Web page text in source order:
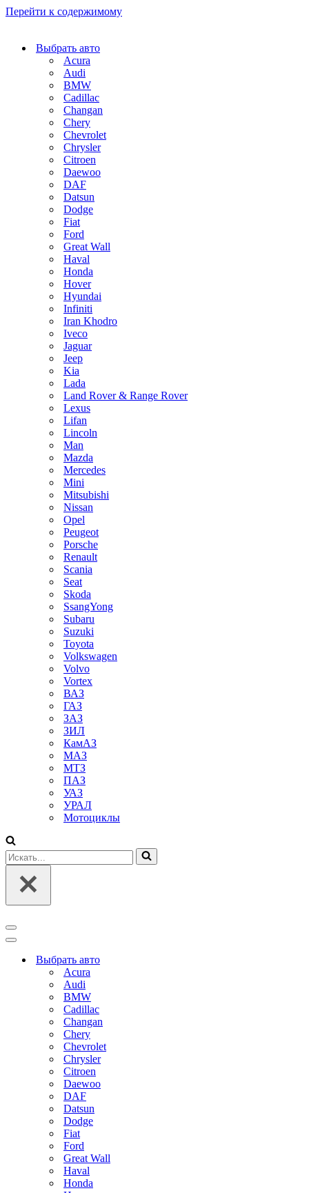
Перейти к содержимому
Выбрать авто
Acura
Audi
BMW
Cadillac
Changan
Chery
Chevrolet
Chrysler
Citroen
Daewoo
DAF
Datsun
Dodge
Fiat
Ford
Great Wall
Haval
Honda
Hover
Hyundai
Infiniti
Iran Khodro
Iveco
Jaguar
Jeep
Kia
Lada
Land Rover & Range Rover
Lexus
Lifan
Lincoln
Man
Mazda
Mercedes
Mini
Mitsubishi
Nissan
Opel
Peugeot
Porsche
Renault
Scania
Seat
Skoda
SsangYong
Subaru
Suzuki
Toyota
Volkswagen
Volvo
Vortex
ВАЗ
ГАЗ
ЗАЗ
ЗИЛ
КамАЗ
МАЗ
МТЗ
ПАЗ
УАЗ
УРАЛ
Мотоциклы
Искать...
Меню
навигации
Меню
навигацииВыбрать авто
Acura
Audi
BMW
Cadillac
Changan
Chery
Chevrolet
Chrysler
Citroen
Daewoo
DAF
Datsun
Dodge
Fiat
Ford
Great Wall
Haval
Honda